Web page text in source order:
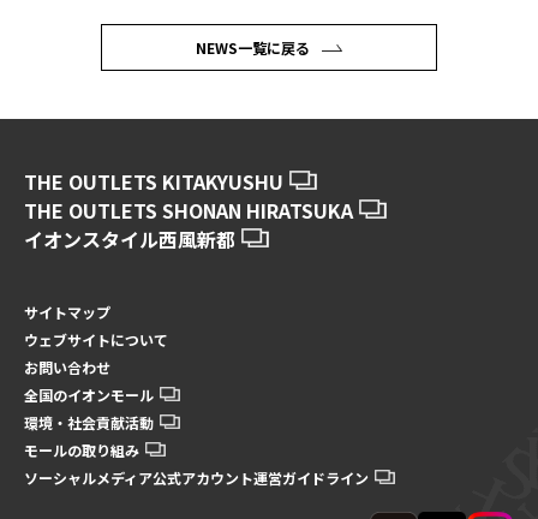
NEWS一覧に戻る
THE OUTLETS KITAKYUSHU
THE OUTLETS SHONAN HIRATSUKA
イオンスタイル西風新都
サイトマップ
ウェブサイトについて
お問い合わせ
全国のイオンモール
環境・社会貢献活動
モールの取り組み
ソーシャルメディア公式アカウント運営ガイドライン